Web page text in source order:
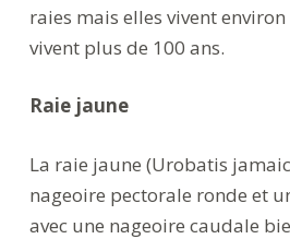
raies mais elles vivent
vivent plus de 100 ans.
Raie jaune
La raie jaune (Urobatis
nageoire pectorale ronde et
avec une nageoire caudale